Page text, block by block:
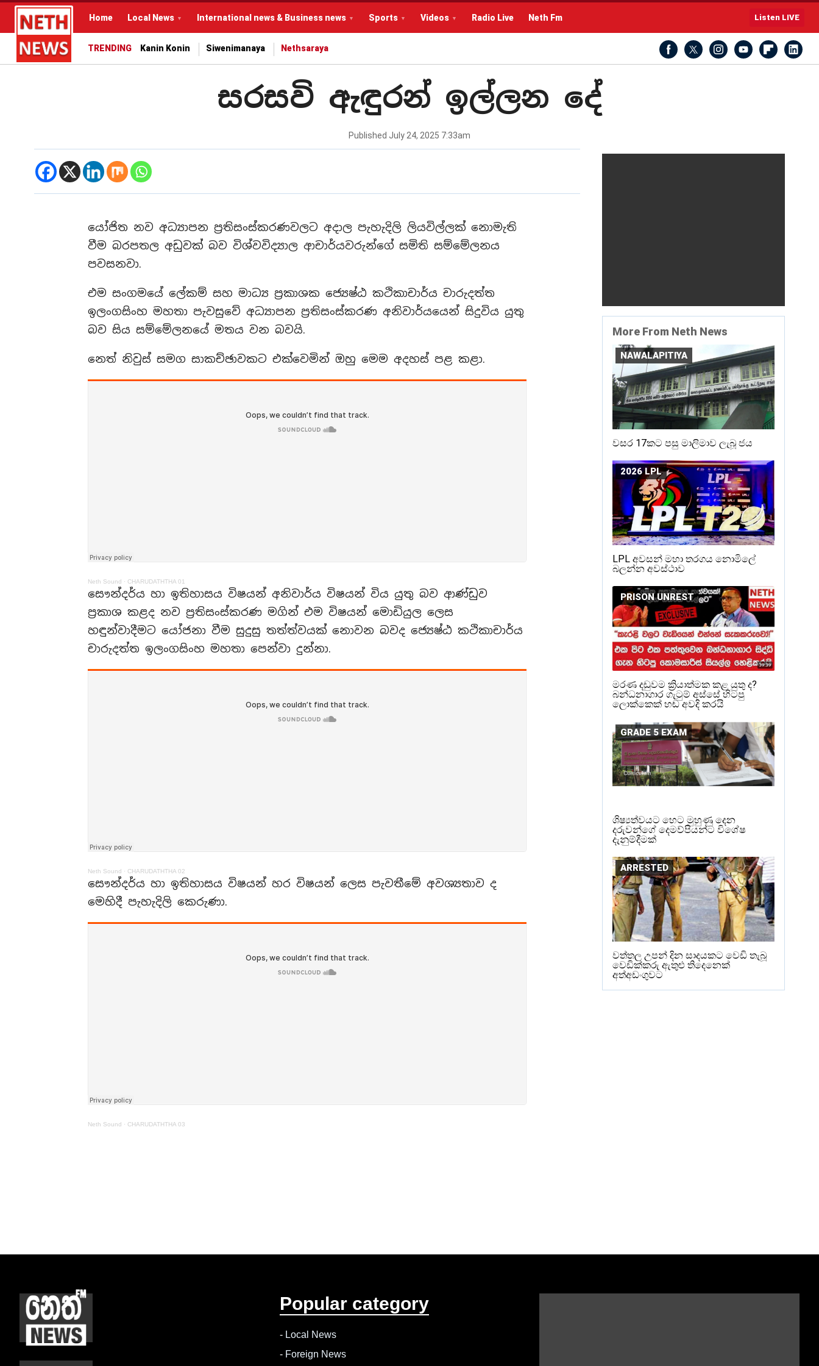
Home Local News International news & Business news Sports Videos Radio Live Neth Fm Listen LIVE
TRENDING Kanin Konin Siwenimanaya Nethsaraya
සරසවි ඇඳුරන් ඉල්ලන දේ
Published July 24, 2025 7:33am
යෝජිත නව අධ්‍යාපන ප්‍රතිසංස්කරණවලට අදාල පැහැදිලි ලියවිල්ලක් නොමැති
වීම බරපතල අඩුවක් බව විශ්වවිද්‍යාල ආචාර්යවරුන්ගේ සමිති සම්මේලනය
පවසනවා.
එම සංගමයේ ලේකම් සහ මාධ්‍ය ප්‍රකාශක ජ්‍යෙෂ්ඨ කථිකාචාර්ය චාරුදත්ත
ඉලංගසිංහ මහතා පැවසුවේ අධ්‍යාපන ප්‍රතිසංස්කරණ අනිවාර්යයෙන් සිදුවිය යුතු
බව සිය සම්මේලනයේ මතය වන බවයි.
නෙත් නිවුස් සමග සාකච්ඡාවකට එක්වෙමින් ඔහු මෙම අදහස් පළ කළා.
Neth Sound · CHARUDATHTHA 01
සෞන්දර්ය හා ඉතිහාසය විෂයන් අනිවාර්ය විෂයන් විය යුතු බව ආණ්ඩුව
ප්‍රකාශ කළද නව ප්‍රතිසංස්කරණ මගින් එම විෂයන් මොඩියුල ලෙස
හඳුන්වාදීමට යෝජනා වීම සුදුසු තත්ත්වයක් නොවන බවද ජ්‍යෙෂ්ඨ කථිකාචාර්ය
චාරුදත්ත ඉලංගසිංහ මහතා පෙන්වා දුන්නා.
Neth Sound · CHARUDATHTHA 02
සෞන්දර්ය හා ඉතිහාසය විෂයන් හර විෂයන් ලෙස පැවතීමේ අවශ්‍යතාව ද
මෙහිදී පැහැදිලි කෙරුණා.
Neth Sound · CHARUDATHTHA 03
More From Neth News
NAWALAPITIYA
වසර 17කට පසු මාලිමාව ලැබූ ජය
2026 LPL
LPL අවසන් මහා තරගය නොමිලේ
බලන්න අවස්ථාව
PRISON UNREST
මරණ දඩුවම ක්‍රියාත්මක කළ යුතු ද?
බන්ධනාගාර ගැටුම් අස්සේ හිටපු
ලොක්කෙක් හඬ අවදි කරයි
GRADE 5 EXAM
ශිෂ්‍යත්වයට හෙට මුහුණු දෙන
දරුවන්ගේ දෙමව්පියන්ට විශේෂ
දැනුම්දීමක්
ARRESTED
වත්තල උපන් දින සාදයකට වෙඩි තැබූ
වෙඩික්කරු ඇතුළු තිදෙනෙක්
අත්අඩංගුවට
Popular category
- Local News
- Foreign News